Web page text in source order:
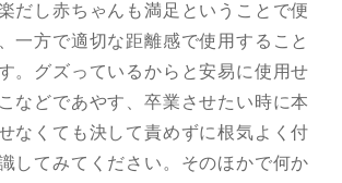
だし赤ちゃんも満足ということで便
一方で適切な距離感で使用すること
。グズっているからと安易に使用せ
などであやす、卒業させたい時に本
なくても決して責めずに根気よく付
してみてください。そのほかで何か